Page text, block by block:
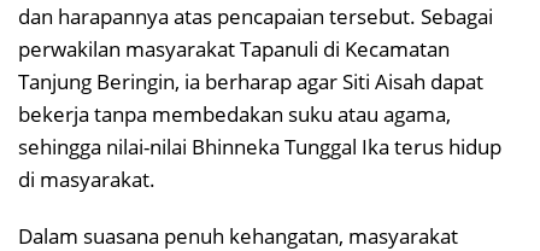
dan harapannya atas pencapaian tersebut. Sebagai
perwakilan masyarakat Tapanuli di Kecamatan
Tanjung Beringin, ia berharap agar Siti Aisah dapat
bekerja tanpa membedakan suku atau agama,
sehingga nilai-nilai Bhinneka Tunggal Ika terus hidup
di masyarakat.
Dalam suasana penuh kehangatan, masyarakat